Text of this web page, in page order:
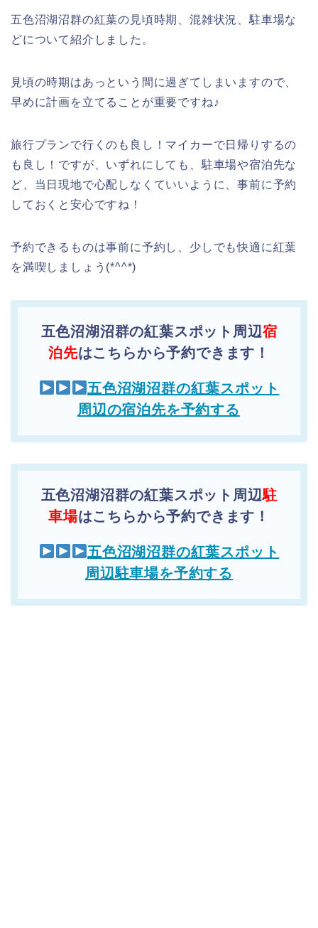
五色沼湖沼群の紅葉の見頃時期、混雑状況、駐車場な
どについて紹介しました。
見頃の時期はあっという間に過ぎてしまいますので、
早めに計画を立てることが重要ですね♪
旅行プランで行くのも良し！マイカーで日帰りするの
も良し！ですが、いずれにしても、駐車場や宿泊先な
ど、当日現地で心配しなくていいように、事前に予約
しておくと安心ですね！
予約できるものは事前に予約し、少しでも快適に紅葉
を満喫しましょう(*^^*)
五色沼湖沼群の紅葉スポット周辺宿
泊先はこちらから予約できます！
五色沼湖沼群の紅葉スポット
周辺の宿泊先を予約する
五色沼湖沼群の紅葉スポット周辺駐
車場はこちらから予約できます！
五色沼湖沼群の紅葉スポット
周辺駐車場を予約する